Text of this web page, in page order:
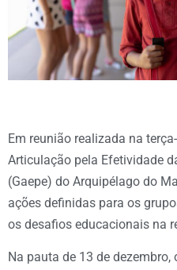
Em reunião realizada na
Articulação pela Efetividade
(Gaepe) do Arquipélago do
ações definidas para os
os desafios educacionais na
Na pauta de 13 de dezembro,